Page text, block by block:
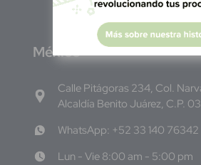
México
Calle Pitágoras 234, Col.
Alcaldía Benito Juárez, C.P.
WhatsApp: +52 33 140 76342
Lun - Vie 8:00 am - 5:00 pm